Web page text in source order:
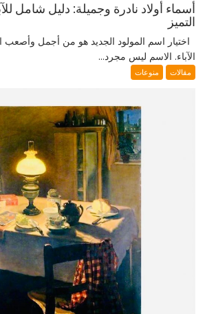
أسماء أولاد نادرة وجميلة: دليل شامل
التميز
اختيار اسم المولود الجديد هو من أجمل وأصعب
الآباء. الاسم ليس مجرد...
مقالات منوعات